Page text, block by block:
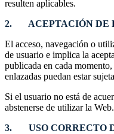
resulten aplicables.
2. ACEPTACIÓN DE
El acceso, navegación o
de usuario e implica la
publicada en cada
enlazadas puedan estar
Si el usuario no está de
abstenerse de utilizar la Web.
3. USO CORRECTO